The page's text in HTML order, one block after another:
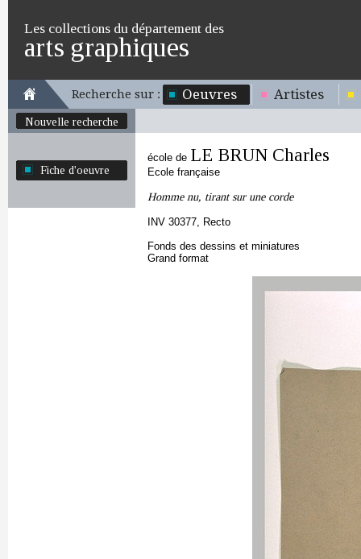
Les collections du département des
arts graphiques
Recherche sur : Oeuvres Artistes
Nouvelle recherche
Fiche d'oeuvre
école de LE BRUN Charles
Ecole française
Homme nu, tirant sur une corde
INV 30377, Recto
Fonds des dessins et miniatures
Grand format